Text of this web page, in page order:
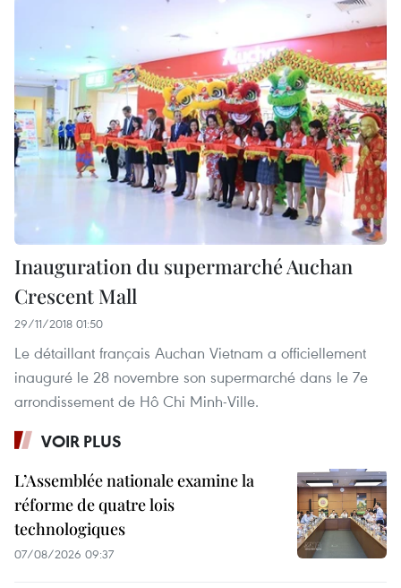
Inauguration du supermarché Auchan
Crescent Mall
29/11/2018 01:50
Le détaillant français Auchan Vietnam a officiellement
inauguré le 28 novembre son supermarché dans le 7e
arrondissement de Hô Chi Minh-Ville.
VOIR PLUS
L’Assemblée nationale examine la
réforme de quatre lois
technologiques
07/08/2026 09:37